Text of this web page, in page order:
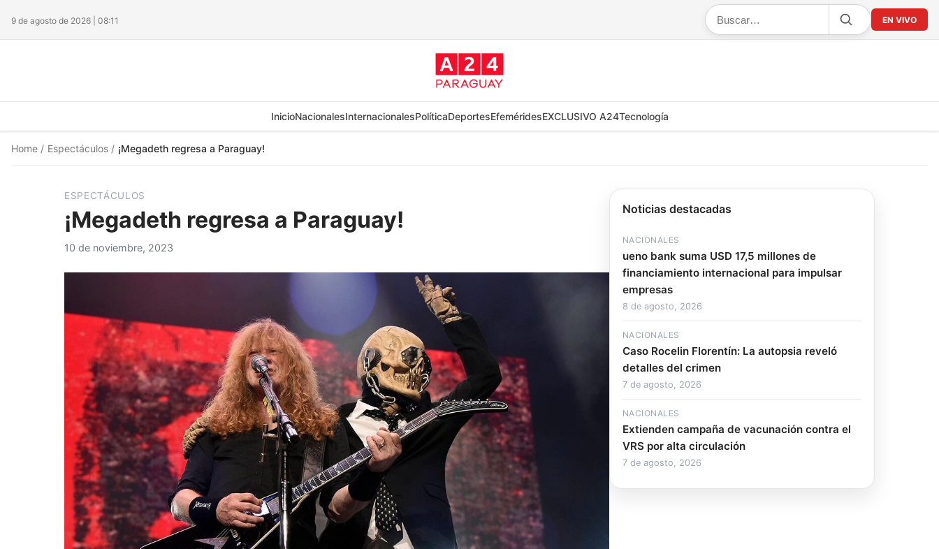
9 de agosto de 2026 | 08:11 EN VIVO
InicioNacionalesInternacionalesPolíticaDeportesEfeméridesEXCLUSIVO A24Tecnología
Home / Espectáculos / ¡Megadeth regresa a Paraguay!
ESPECTÁCULOS
¡Megadeth regresa a Paraguay!
10 de noviembre, 2023
Noticias destacadas
NACIONALES
ueno bank suma USD 17,5 millones de
financiamiento internacional para impulsar
empresas
8 de agosto, 2026
NACIONALES
Caso Rocelin Florentín: La autopsia reveló
detalles del crimen
7 de agosto, 2026
NACIONALES
Extienden campaña de vacunación contra el
VRS por alta circulación
7 de agosto, 2026